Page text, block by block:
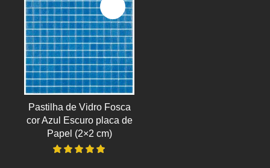
Pastilha de Vidro Fosca
cor Azul Escuro placa de
Papel (2×2 cm)